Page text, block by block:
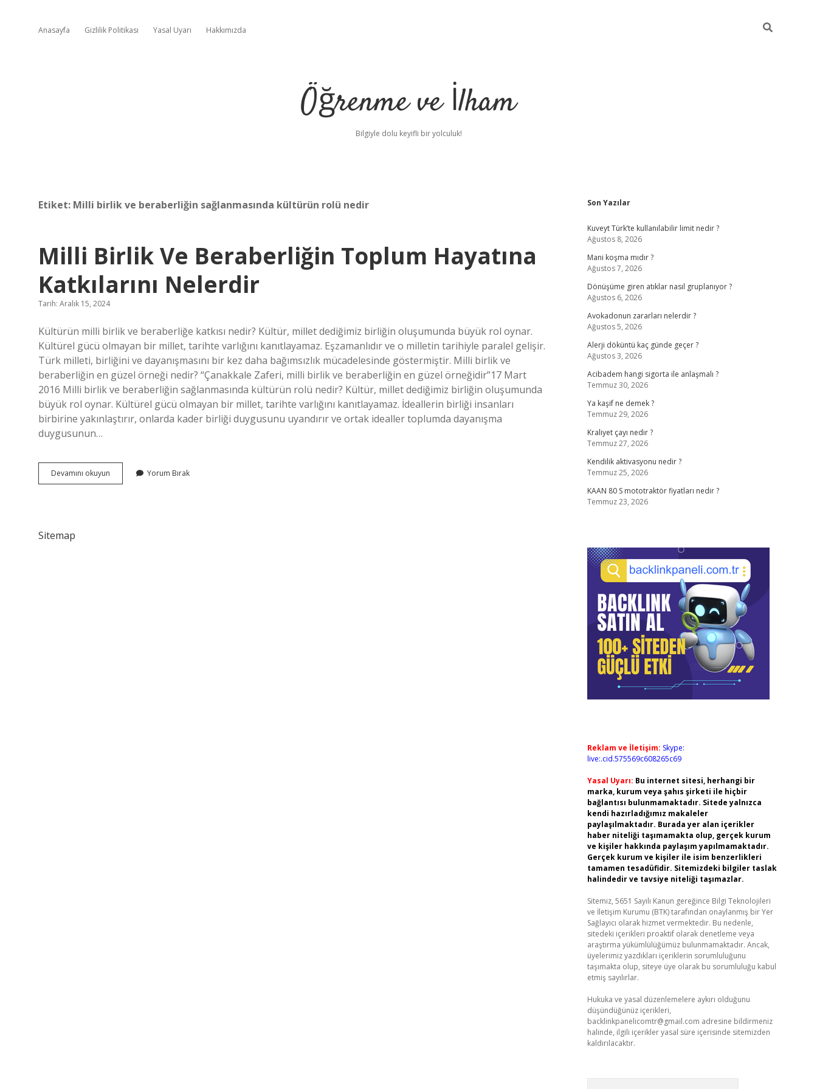
Anasayfa Gizlilik Politikası Yasal Uyarı Hakkımızda
Öğrenme ve İlham
Bilgiyle dolu keyifli bir yolculuk!
Etiket: Milli birlik ve beraberliğin sağlanmasında kültürün rolü nedir
Milli Birlik Ve Beraberliğin Toplum Hayatına
Katkılarını Nelerdir
Tarih: Aralık 15, 2024
Kültürün milli birlik ve beraberliğe katkısı nedir? Kültür, millet dediğimiz birliğin oluşumunda büyük rol oynar.
Kültürel gücü olmayan bir millet, tarihte varlığını kanıtlayamaz. Eşzamanlıdır ve o milletin tarihiyle paralel gelişir.
Türk milleti, birliğini ve dayanışmasını bir kez daha bağımsızlık mücadelesinde göstermiştir. Milli birlik ve
beraberliğin en güzel örneği nedir? “Çanakkale Zaferi, milli birlik ve beraberliğin en güzel örneğidir”17 Mart
2016 Milli birlik ve beraberliğin sağlanmasında kültürün rolü nedir? Kültür, millet dediğimiz birliğin oluşumunda
büyük rol oynar. Kültürel gücü olmayan bir millet, tarihte varlığını kanıtlayamaz. İdeallerin birliği insanları
birbirine yakınlaştırır, onlarda kader birliği duygusunu uyandırır ve ortak idealler toplumda dayanışma
duygusunun…
Devamını okuyun
Birlik
Yorum Bırak
Sitemap
Sidebar
Son Yazılar
Kuveyt Türk’te kullanılabilir limit nedir ?
Ağustos 8, 2026
Mani koşma mıdır ?
Ağustos 7, 2026
Dönüşüme giren atıklar nasıl gruplanıyor ?
Ağustos 6, 2026
Avokadonun zararları nelerdir ?
Ağustos 5, 2026
Alerji döküntü kaç günde geçer ?
Ağustos 3, 2026
Acibadem hangi sigorta ile anlaşmalı ?
Temmuz 30, 2026
Ya kaşif ne demek ?
Temmuz 29, 2026
Kraliyet çayı nedir ?
Temmuz 27, 2026
Kendilik aktivasyonu nedir ?
Temmuz 25, 2026
KAAN 80 S mototraktör fiyatları nedir ?
Temmuz 23, 2026
Reklam ve İletişim: Skype:
live:.cid.575569c608265c69
Yasal Uyarı: Bu internet sitesi, herhangi bir
marka, kurum veya şahıs şirketi ile hiçbir
bağlantısı bulunmamaktadır. Sitede yalnızca
kendi hazırladığımız makaleler
paylaşılmaktadır. Burada yer alan içerikler
haber niteliği taşımamakta olup, gerçek kurum
ve kişiler hakkında paylaşım yapılmamaktadır.
Gerçek kurum ve kişiler ile isim benzerlikleri
tamamen tesadüfidir. Sitemizdeki bilgiler taslak
halindedir ve tavsiye niteliği taşımazlar.
Sitemiz, 5651 Sayılı Kanun gereğince Bilgi Teknolojileri
ve İletişim Kurumu (BTK) tarafından onaylanmış bir Yer
Sağlayıcı olarak hizmet vermektedir. Bu nedenle,
sitedeki içerikleri proaktif olarak denetleme veya
araştırma yükümlülüğümüz bulunmamaktadır. Ancak,
üyelerimiz yazdıkları içeriklerin sorumluluğunu
taşımakta olup, siteye üye olarak bu sorumluluğu kabul
etmiş sayılırlar.
Hukuka ve yasal düzenlemelere aykırı olduğunu
düşündüğünüz içerikleri,
backlinkpanelicomtr@gmail.com adresine bildirmeniz
halinde, ilgili içerikler yasal süre içerisinde sitemizden
kaldırılacaktır.